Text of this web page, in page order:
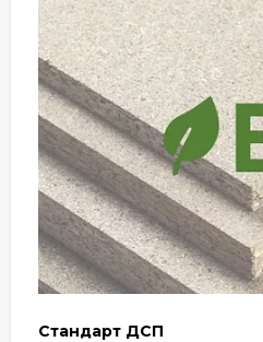
Стандарт ДСП